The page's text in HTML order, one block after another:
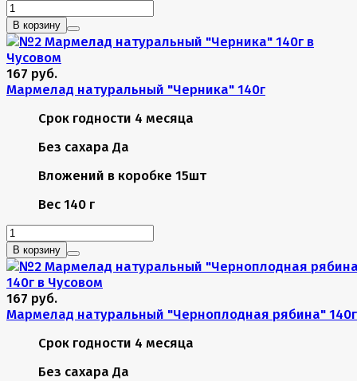
В корзину
167 руб.
Мармелад натуральный "Черника" 140г
Срок годности 4 месяца
Без сахара Да
Вложений в коробке 15шт
Вес 140 г
В корзину
167 руб.
Мармелад натуральный "Черноплодная рябина" 140г
Срок годности 4 месяца
Без сахара Да